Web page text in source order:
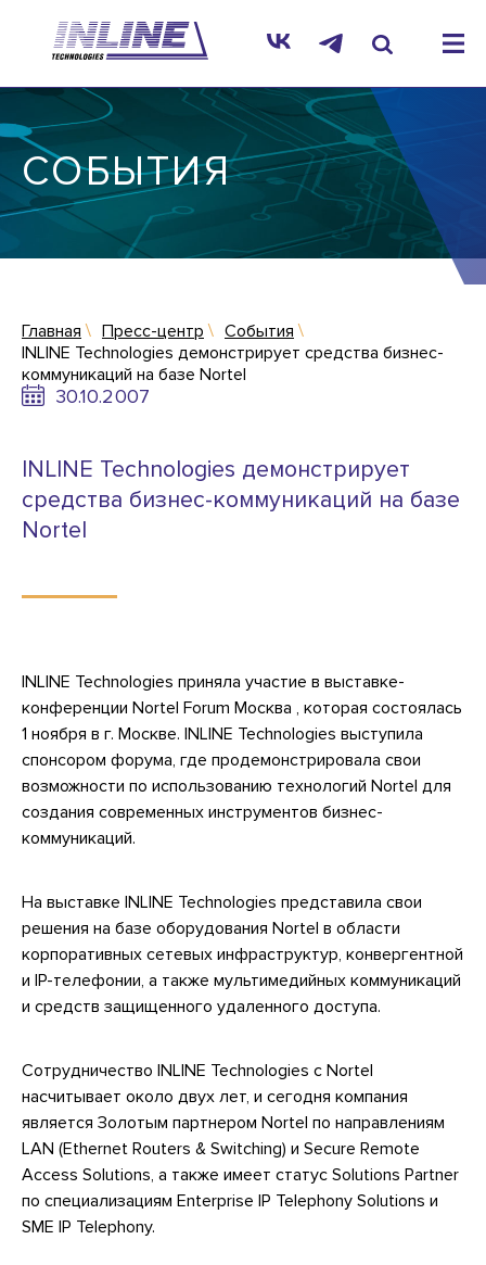
СОБЫТИЯ
Главная Пресс-центр
События
INLINE Technologies демонстрирует средства бизнес-
коммуникаций на базе Nortel
30.10.2007
INLINE Technologies демонстрирует
средства бизнес-коммуникаций на базе
Nortel
INLINE Technologies приняла участие в выставке-
конференции Nortel Forum Москва , которая состоялась
1 ноября в г. Москве. INLINE Technologies выступила
спонсором форума, где продемонстрировала свои
возможности по использованию технологий Nortel для
создания современных инструментов бизнес-
коммуникаций.
На выставке INLINE Technologies представила свои
решения на базе оборудования Nortel в области
корпоративных сетевых инфраструктур, конвергентной
и IP-телефонии, а также мультимедийных коммуникаций
и средств защищенного удаленного доступа.
Сотрудничество INLINE Technologies с Nortel
насчитывает около двух лет, и сегодня компания
является Золотым партнером Nortel по направлениям
LAN (Ethernet Routers & Switching) и Secure Remote
Access Solutions, а также имеет статус Solutions Partner
по специализациям Enterprise IP Telephony Solutions и
SME IP Telephony.